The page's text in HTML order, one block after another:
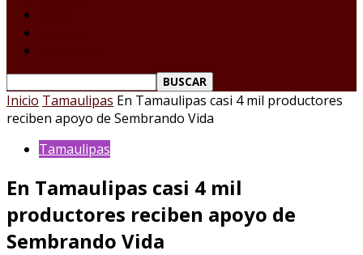
Inicio Tamaulipas En Tamaulipas casi 4 mil productores
reciben apoyo de Sembrando Vida
Tamaulipas
En Tamaulipas casi 4 mil
productores reciben apoyo de
Sembrando Vida